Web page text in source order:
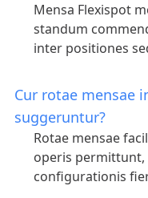
Mensa Flexispot
standum
inter positiones
Cur rotae mensae
suggeruntur?
Rotae mensae
operis permittunt,
configurationis